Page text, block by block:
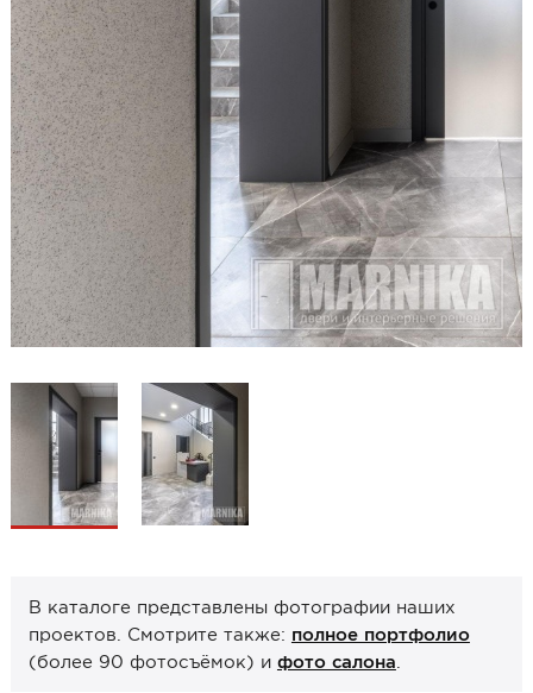
Экошпон
Скрытые
Раздвижные
Эмаль
Шпонированные
Стеклянные/зеркальные
Двери-книги
Маятниковые
Межкомнатные перегородки
Стеновые панели
Порталы
Образцы межкомнатные
Фурнитура
Ручки дверные
Завертки, блокады
Системы открывания
В каталоге представлены фотографии наших
проектов. Смотрите также: полное портфолио
(более 90 фотосъёмок) и фото салона